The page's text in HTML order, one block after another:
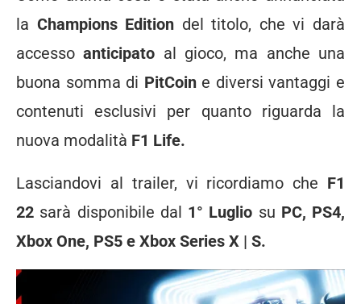
la Champions Edition del titolo, che vi darà
accessoanticipato al gioco, ma anche una
buona somma di PitCoin e diversi vantaggi e
contenuti esclusivi per quanto riguarda la
nuova modalità F1 Life.
Lasciandovi al trailer, vi ricordiamo che F1
22 sarà disponibile dal 1° Luglio su PC, PS4,
Xbox One, PS5 e Xbox Series X | S.